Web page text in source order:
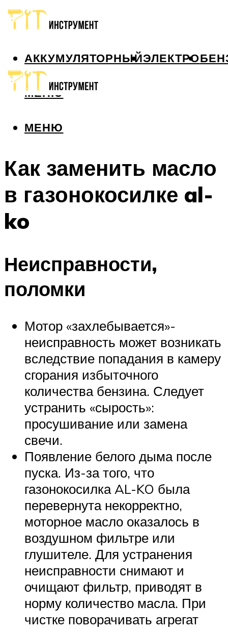
АККУМУЛЯТОРНЫЙЭЛЕКТРО
МЕНЮ
МЕНЮ
Как заменить масло
в газонокосилке al-
ko
Неисправности,
поломки
Мотор «захлебывается»-
неисправность может возникать
вследствие попадания в камеру
сгорания избыточного
количества бензина. Следует
устранить «сырость»:
просушивание или замена
свечи.
Появление белого дыма после
пуска. Из-за того, что
газонокосилка AL-KO была
перевернута некорректно,
моторное масло оказалось в
воздушном фильтре или
глушителе. Для устранения
неисправности снимают и
очищают фильтр, приводят в
норму количество масла. При
чистке поворачивать агрегат